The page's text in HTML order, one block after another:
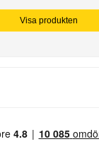
Visa produkten